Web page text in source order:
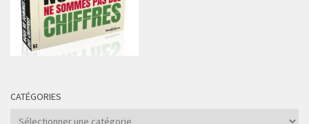
CATÉGORIES
Catégories